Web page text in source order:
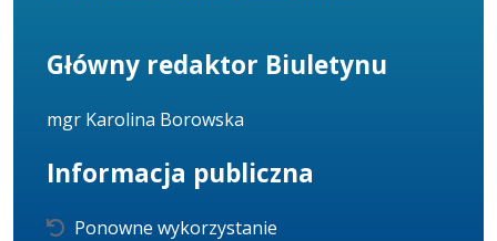
Główny redaktor Biuletynu
mgr Karolina Borowska
Informacja publiczna
Ponowne wykorzystanie